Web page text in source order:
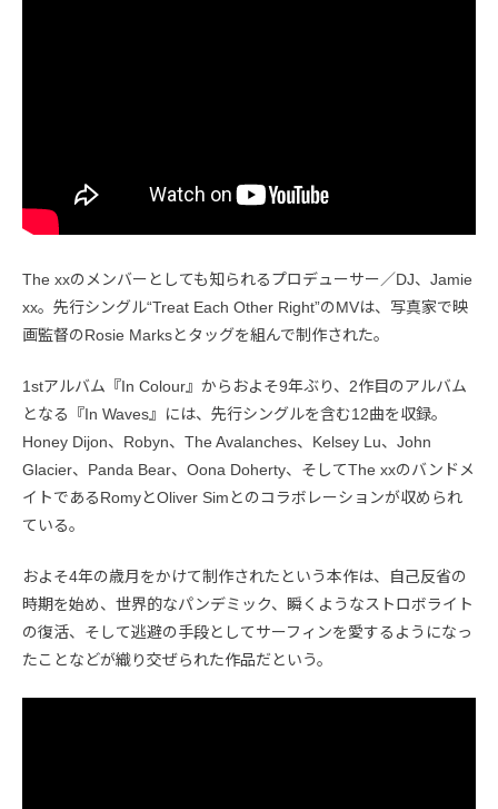
The xxのメンバーとしても知られるプロデューサー／DJ、Jamie
xx。先行シングル“Treat Each Other Right”のMVは、写真家で映
画監督のRosie Marksとタッグを組んで制作された。
1stアルバム『In Colour』からおよそ9年ぶり、2作目のアルバム
となる『In Waves』には、先行シングルを含む12曲を収録。
Honey Dijon、Robyn、The Avalanches、Kelsey Lu、John
Glacier、Panda Bear、Oona Doherty、そしてThe xxのバンドメ
イトであるRomyとOliver Simとのコラボレーションが収められ
ている。
およそ4年の歳月をかけて制作されたという本作は、自己反省の
時期を始め、世界的なパンデミック、瞬くようなストロボライト
の復活、そして逃避の手段としてサーフィンを愛するようになっ
たことなどが織り交ぜられた作品だという。